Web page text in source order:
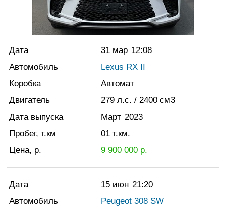
Дата 31 мар 12:08
Автомобиль
Lexus RX II
Коробка
Автомат
Двигатель
279 л.с. / 2400 см3
Дата выпуска
Март 2023
Пробег, т.км
01 т.км.
Цена, р.
9 900 000р.
Дата 15 июн 21:20
Автомобиль
Peugeot 308 SW